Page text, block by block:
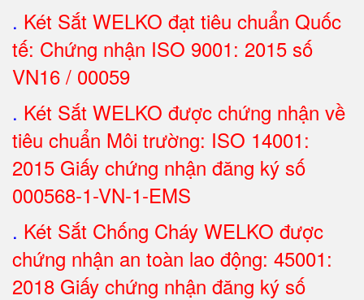
. Két Sắt WELKO đạt tiêu chuẩn Quốc
tế: Chứng nhận ISO 9001: 2015 số
VN16 / 00059
. Két Sắt WELKO được chứng nhận về
tiêu chuẩn Môi trường: ISO 14001:
2015 Giấy chứng nhận đăng ký số
000568-1-VN-1-EMS
. Két Sắt Chống Cháy WELKO được
chứng nhận an toàn lao động: 45001:
2018 Giấy chứng nhận đăng ký số